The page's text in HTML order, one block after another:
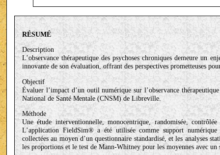
RÉSUMÉ
Description
L’observance thérapeutique des psychoses chroniques demeure un
innovante de son évaluation, offrant des perspectives prometteuses
Objectif
Évaluer l’impact d’un outil numérique sur l’observance
National de Santé Mentale (CNSM) de Libreville.
Méthode
Une étude interventionnelle, monocentrique, randomisée,
L’application FieldSim® a été utilisée comme support
collectées au moyen d’un questionnaire standardisé, et les analyses
les proportions et le test de Mann-Whitney pour les moyennes avec